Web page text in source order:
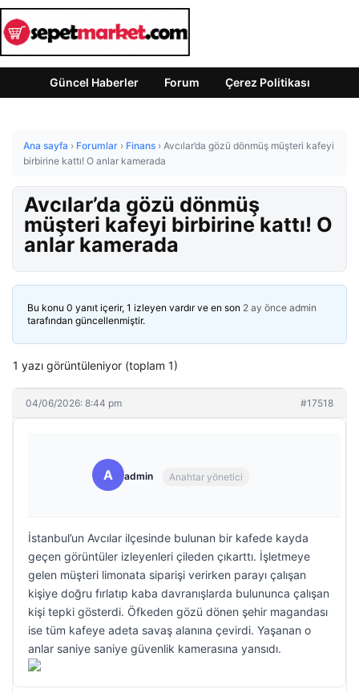
Güncel Haberler Forum Çerez Politikası
Ana sayfa › Forumlar › Finans › Avcılar’da gözü dönmüş müşteri kafeyi
birbirine kattı! O anlar kamerada
Avcılar’da gözü dönmüş
müşteri kafeyi birbirine kattı! O
anlar kamerada
Bu konu 0 yanıt içerir, 1 izleyen vardır ve en son 2 ay önce admin
tarafından güncellenmiştir.
1 yazı görüntüleniyor (toplam 1)
04/06/2026: 8:44 pm #17518
A admin Anahtar yönetici
İstanbul’un Avcılar ilçesinde bulunan bir kafede kayda
geçen görüntüler izleyenleri çileden çıkarttı. İşletmeye
gelen müşteri limonata siparişi verirken parayı çalışan
kişiye doğru fırlatıp kaba davranışlarda bulununca çalışan
kişi tepki gösterdi. Öfkeden gözü dönen şehir magandası
ise tüm kafeye adeta savaş alanına çevirdi. Yaşanan o
anlar saniye saniye güvenlik kamerasına yansıdı.